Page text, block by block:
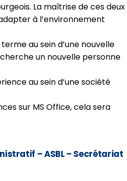
La maîtrise de ces deux
à l’environnement
au sein d’une nouvelle
un nouvelle personne
au sein d’une société
sur MS Office, cela sera
– ASBL – Secrétariat